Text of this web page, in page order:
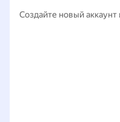
Создайте новый